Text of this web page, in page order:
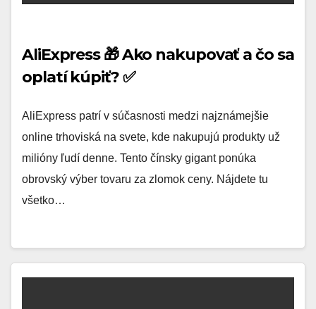
AliExpress 🎁 Ako nakupovať a čo sa
oplatí kúpiť? ✅
AliExpress patrí v súčasnosti medzi najznámejšie
online trhoviská na svete, kde nakupujú produkty už
milióny ľudí denne. Tento čínsky gigant ponúka
obrovský výber tovaru za zlomok ceny. Nájdete tu
všetko…